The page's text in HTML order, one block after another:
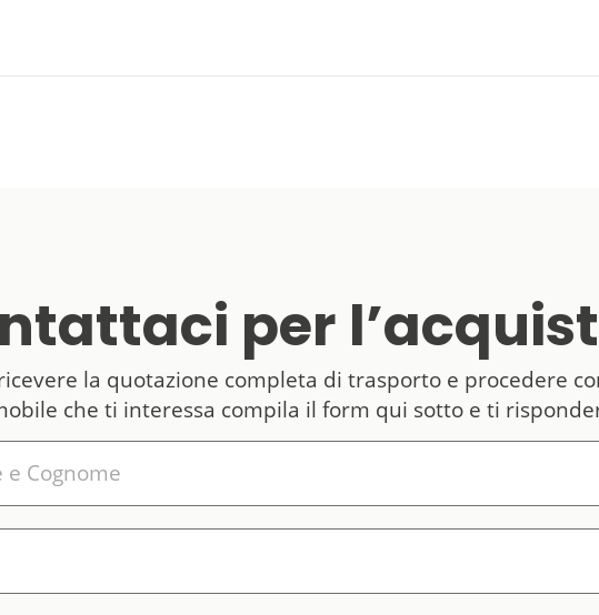
per
la quotazione completa di trasporto e procedere
che ti interessa compila il form qui sotto e ti